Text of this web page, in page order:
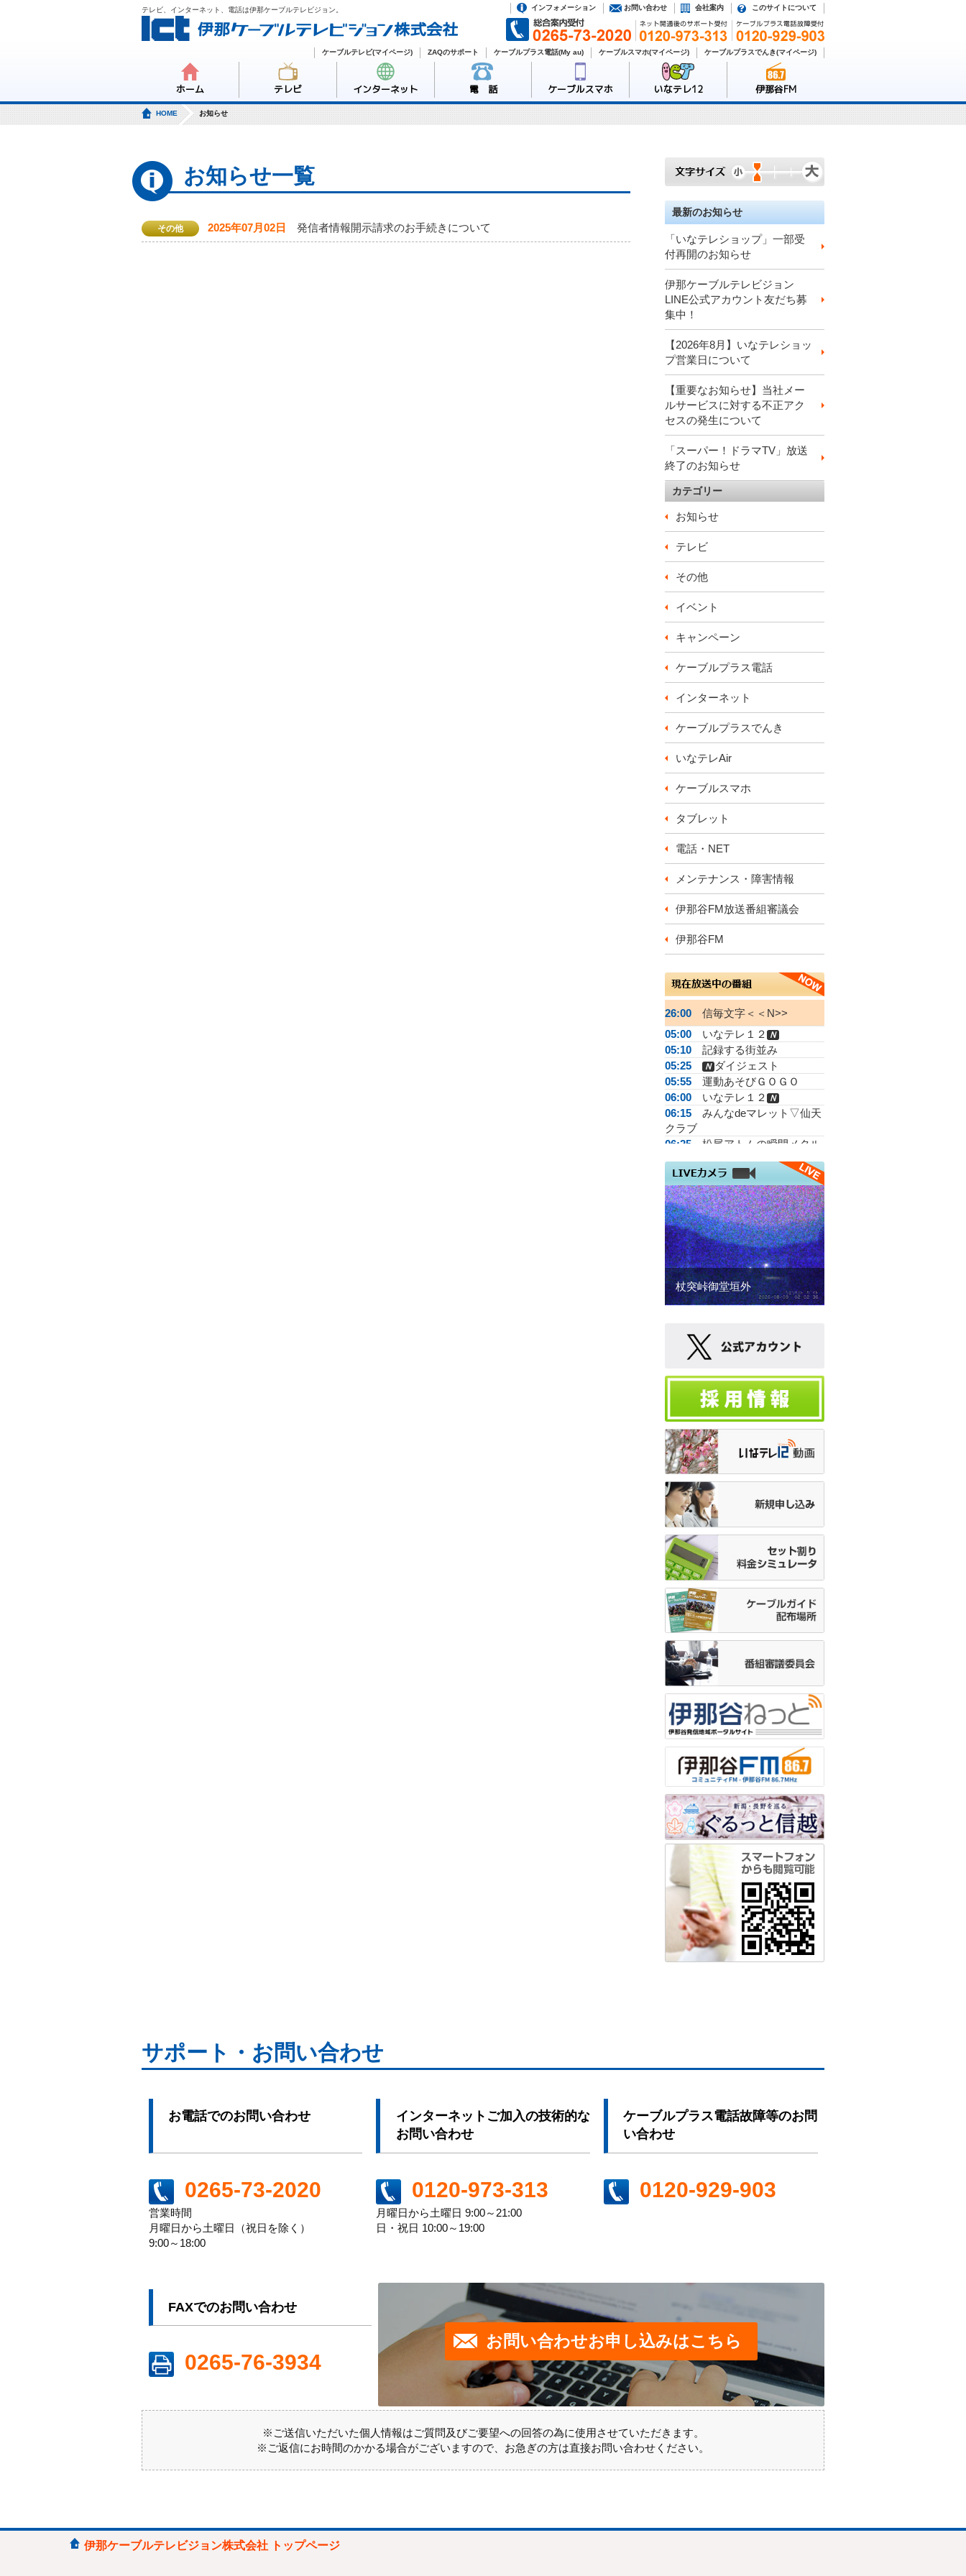
テレビ、インターネット、電話は伊那ケーブルテレビジョン。 このサイトについて
会社案内
お問い合わせ
インフォメーション
ホーム テレビ インターネット 電 話 ケーブルスマホ いなテレ12 伊那谷FM
ケーブルプラスでんき(マイページ)
ケーブルスマホ(マイページ)
ケーブルプラス電話(My au)
ZAQのサポート
ケーブルテレビ(マイページ)
HOME お知らせ
お知らせ一覧
その他 2025年07月02日 発信者情報開示請求のお手続きについて
最新のお知らせ
「いなテレショップ」一部受
付再開のお知らせ
伊那ケーブルテレビジョン
LINE公式アカウント友だち募
集中！
【2026年8月】いなテレショッ
プ営業日について
【重要なお知らせ】当社メー
ルサービスに対する不正アク
セスの発生について
「スーパー！ドラマTV」放送
終了のお知らせ
カテゴリー
お知らせ
テレビ
その他
イベント
キャンペーン
ケーブルプラス電話
インターネット
ケーブルプラスでんき
いなテレAir
ケーブルスマホ
タブレット
電話・NET
メンテナンス・障害情報
伊那谷FM放送番組審議会
伊那谷FM
26:00
信毎文字＜＜N>>
05:00
いなテレ１２ Ｎ
05:10
記録する街並み
05:25
Ｎダイジェスト
05:55
運動あそびＧＯＧＯ
06:00
いなテレ１２ Ｎ
06:15
みんなdeマレット▽仙天
クラブ
06:25
松尾アトムの瞬間メタル
06:40
ＪＡ広報る～らる
07:00
いなテレ１２
07:15
がんばらない体操
07:25
脳いきいき体操
07:30
ＣＥＫ週間ダイジェスト
08:00
素顔がいいね南箕輪
08:15
もみじチャンネル
08:30
上伊那ふるさとだより
08:50
手話で話そう
08:55
運動あそびＧＯＧＯ
09:30
まるごと信州情報ネット
伊那ビデオクラブ作品集
11:00
Ｎダイジェスト
ハローちびっこ▽竜北・
12:00
月ナマ
杖突峠御堂垣外
サポート・お問い合わせ
お電話でのお問い合わせ
0265-73-2020
営業時間
月曜日から土曜日（祝日を除く）
9:00～18:00
インターネットご加入の技術的な
お問い合わせ
0120-973-313
月曜日から土曜日 9:00～21:00
日・祝日 10:00～19:00
ケーブルプラス電話故障等のお問
い合わせ
0120-929-903
FAXでのお問い合わせ
0265-76-3934
お問い合わせお申し込みはこちら
※ご送信いただいた個人情報はご質問及びご要望への回答の為に使用させていただきます。
※ご返信にお時間のかかる場合がございますので、お急ぎの方は直接お問い合わせください。
伊那ケーブルテレビジョン株式会社 トップページ